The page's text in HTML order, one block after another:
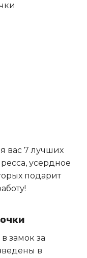
вас 7 лучших
усердное
подарит
замок за
в